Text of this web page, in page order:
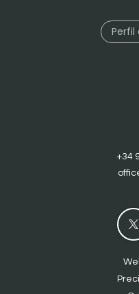
Perfil
+34